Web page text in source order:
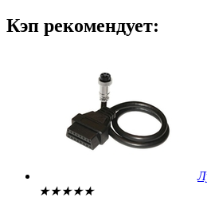
Кэп рекомендует:
★★★★★